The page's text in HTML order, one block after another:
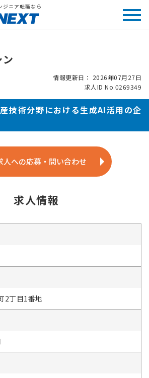
ジニア転職なら
情報更新日： 2026年07月27日
求人ID No.0269349
技術分野における生成AI活用の企
人への応募・問い合わせ
求人情報
2丁目1番地